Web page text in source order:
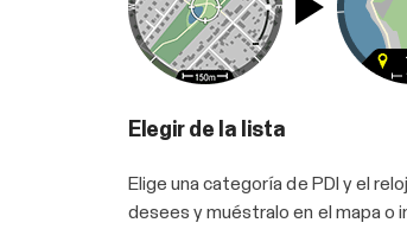
Elegir de la lista
Elige una categoría de PDI y el
desees y muéstralo en el mapa o